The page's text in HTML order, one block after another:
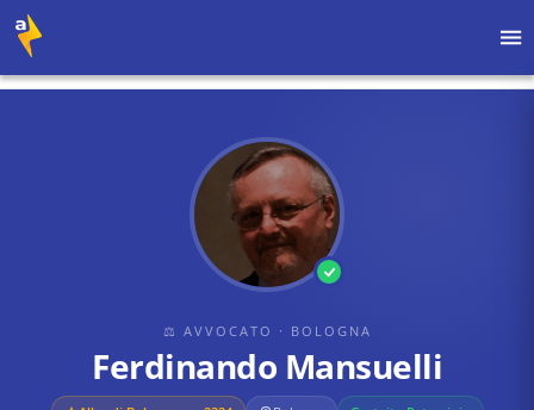
⚖ AVVOCATO · BOLOGNA
Ferdinando Mansuelli